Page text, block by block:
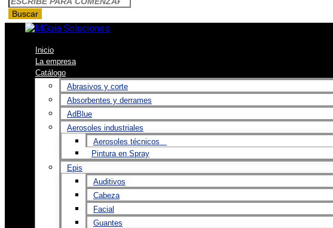
Buscar
Inicio
La empresa
Catálogo
Abrasivos y corte
Absorbentes y derrames
AdBlue
Aerosoles industriales
Aerosoles técnicos
Pintura en Spray
Epis
Auditivos
Cabeza
Facial
Guantes